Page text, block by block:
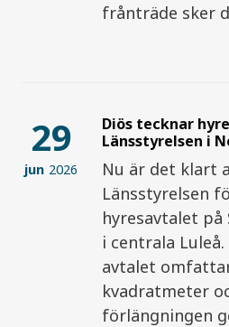
frånträde sker
29
jun 2026
Diös tecknar
Länsstyrelsen i
Nu är det klart
Länsstyrelsen
hyresavtalet
i centrala
avtalet
kvadratmeter
förlängningen